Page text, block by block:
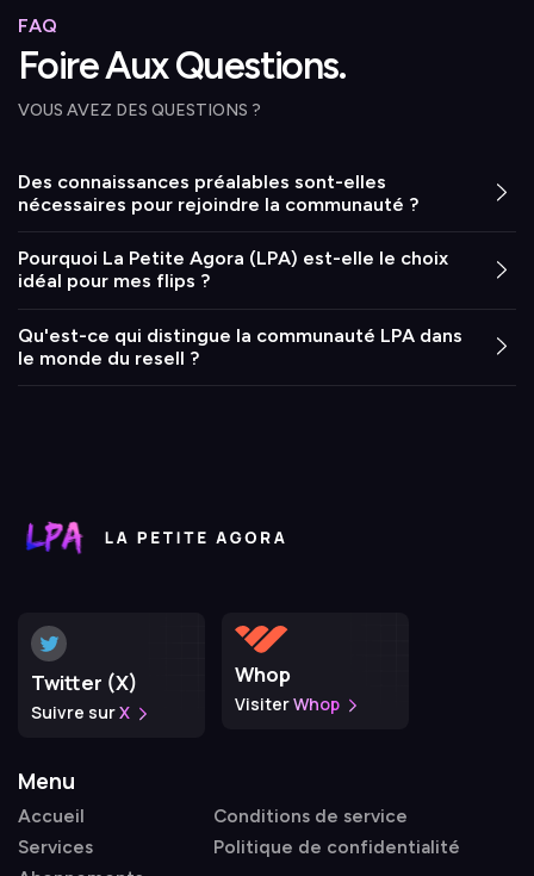
FAQ
Foire Aux Questions.
VOUS AVEZ DES QUESTIONS ?
Des connaissances préalables sont-elles
nécessaires pour rejoindre la communauté ?
Pourquoi La Petite Agora (LPA) est-elle le choix
idéal pour mes flips ?
Qu'est-ce qui distingue la communauté LPA dans
le monde du resell ?
Twitter (X)
Suivre surX
Whop
VisiterWhop
Menu
Accueil
Services
Conditions de service
Politique de confidentialité